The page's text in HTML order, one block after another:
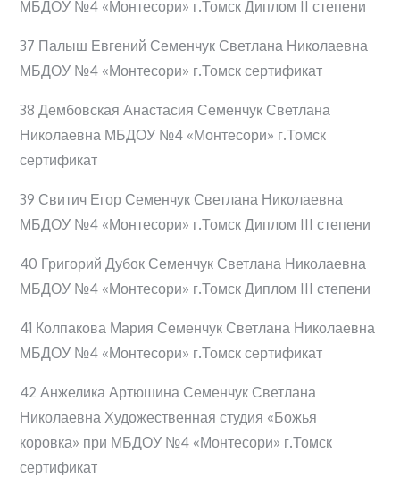
МБДОУ №4 «Монтесори» г.Томск Диплом II степени
37 Палыш Евгений Семенчук Светлана Николаевна
МБДОУ №4 «Монтесори» г.Томск сертификат
38 Дембовская Анастасия Семенчук Светлана
Николаевна МБДОУ №4 «Монтесори» г.Томск
сертификат
39 Свитич Егор Семенчук Светлана Николаевна
МБДОУ №4 «Монтесори» г.Томск Диплом III степени
40 Григорий Дубок Семенчук Светлана Николаевна
МБДОУ №4 «Монтесори» г.Томск Диплом III степени
41 Колпакова Мария Семенчук Светлана Николаевна
МБДОУ №4 «Монтесори» г.Томск сертификат
42 Анжелика Артюшина Семенчук Светлана
Николаевна Художественная студия «Божья
коровка» при МБДОУ №4 «Монтесори» г.Томск
сертификат